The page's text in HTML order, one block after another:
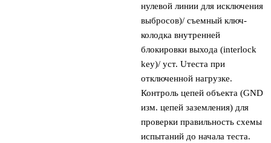
нулевой линии для исключения
выбросов)/ съемный ключ-
колодка внутренней
блокировки выхода (interlock
key)/ уст. Uтеста при
отключенной нагрузке.
Контроль цепей объекта (GND
изм. цепей заземления) для
проверки правильность схемы
испытаний до начала теста.